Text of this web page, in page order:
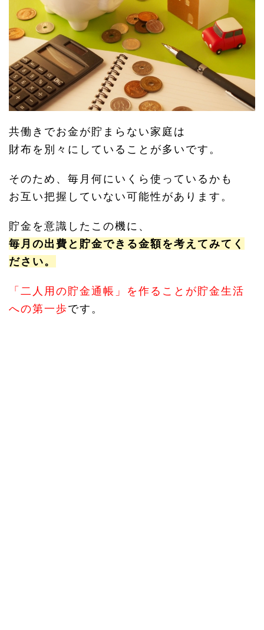
共働きでお金が貯まらない家庭は
財布を別々にしていることが多いです。
そのため、毎月何にいくら使っているかも
お互い把握していない可能性があります。
貯金を意識したこの機に、
毎月の出費と貯金できる金額を考えてみてく
ださい。
「二人用の貯金通帳」を作ることが貯金生活
への第一歩です。